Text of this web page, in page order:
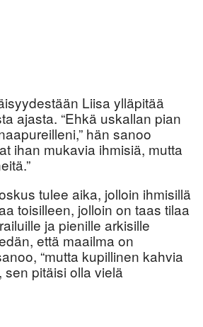
Liisa ylläpitää
ajasta. “Ehkä uskallan pian
hän sanoo
ihan mukavia ihmisiä, mutta
tulee aika, jolloin ihmisillä
toisilleen, jolloin on taas tilaa
ja pienille arkisille
että maailma on
“mutta kupillinen kahvia
pitäisi olla vielä